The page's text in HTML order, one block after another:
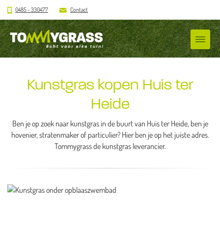
0485 - 330477 Contact
Kunstgras kopen Huis ter
Heide
Ben je op zoek naar kunstgras in de buurt van Huis ter Heide, ben je
hovenier, stratenmaker of particulier? Hier ben je op het juiste adres.
Tommygrass de kunstgras leverancier.